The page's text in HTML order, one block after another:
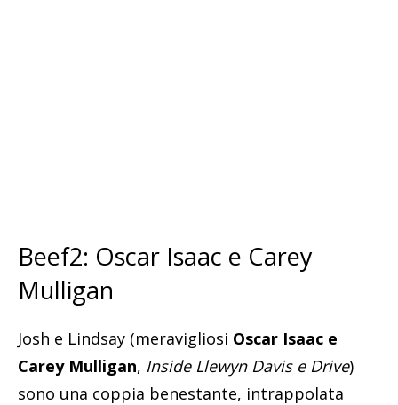
Beef2: Oscar Isaac e Carey
Mulligan
Josh e Lindsay (meravigliosi Oscar Isaac e
Carey Mulligan, Inside Llewyn Davis e Drive)
sono una coppia benestante, intrappolata